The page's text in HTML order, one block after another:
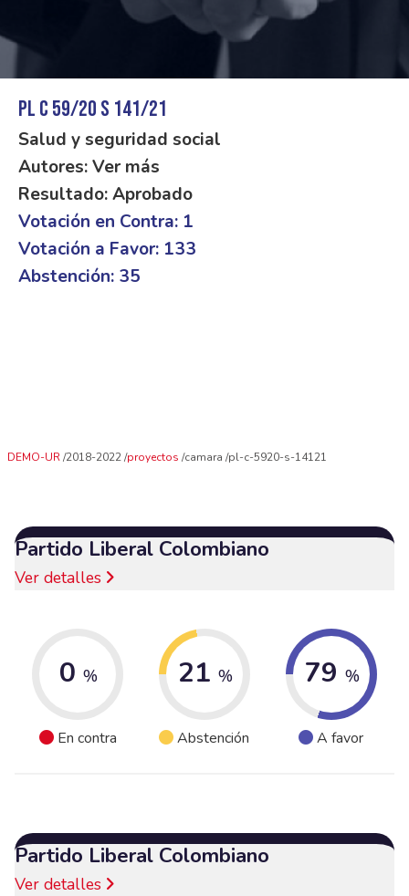
PL C 59/20 S 141/21
Salud y seguridad social
Autores: Ver más
Resultado: Aprobado
Votación en Contra: 1
Votación a Favor: 133
Abstención: 35
DEMO-UR 2018-2022 proyectos camara pl-c-5920-s-14121
Partido Liberal Colombiano
Ver detalles
0 %
En contra
21 %
Abstención
79 %
A favor
Partido Liberal Colombiano
Ver detalles